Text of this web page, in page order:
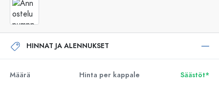
HINNAT JA ALENNUKSET
Määrä Hinta per kappale
Säästöt*